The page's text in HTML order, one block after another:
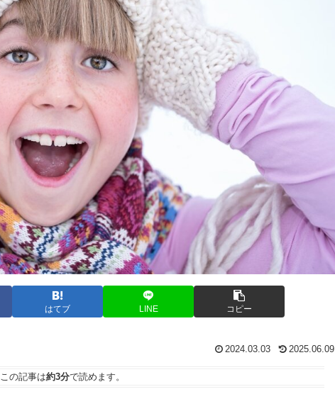
はてブ LINE コピー
2024.03.03 2025.06.09
この記事は約3分で読めます。